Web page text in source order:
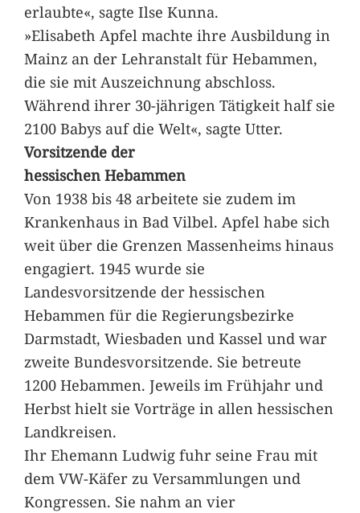
erlaubte«, sagte Ilse Kunna.
»Elisabeth Apfel machte ihre Ausbildung in
Mainz an der Lehranstalt für Hebammen,
die sie mit Auszeichnung abschloss.
Während ihrer 30-jährigen Tätigkeit half sie
2100 Babys auf die Welt«, sagte Utter.
Vorsitzende der
hessischen Hebammen
Von 1938 bis 48 arbeitete sie zudem im
Krankenhaus in Bad Vilbel. Apfel habe sich
weit über die Grenzen Massenheims hinaus
engagiert. 1945 wurde sie
Landesvorsitzende der hessischen
Hebammen für die Regierungsbezirke
Darmstadt, Wiesbaden und Kassel und war
zweite Bundesvorsitzende. Sie betreute
1200 Hebammen. Jeweils im Frühjahr und
Herbst hielt sie Vorträge in allen hessischen
Landkreisen.
Ihr Ehemann Ludwig fuhr seine Frau mit
dem VW-Käfer zu Versammlungen und
Kongressen. Sie nahm an vier